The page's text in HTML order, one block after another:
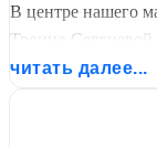
В центре нашего
Троице-
Вы увидите
читать далее...